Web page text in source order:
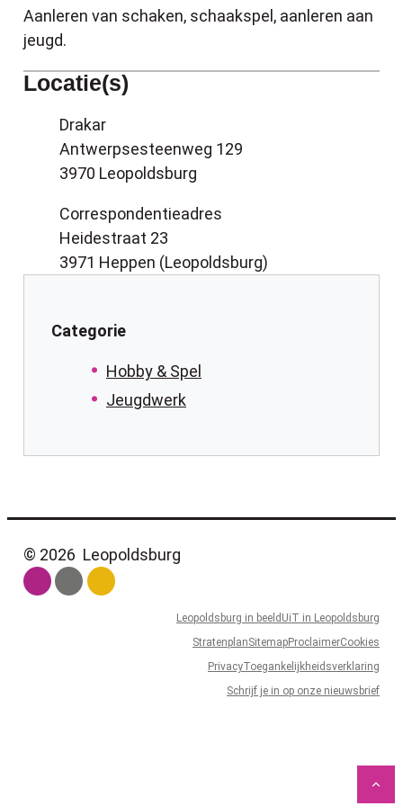
Aanleren van schaken, schaakspel, aanleren aan
jeugd.
Locatie(s)
NaamDrakar
AdresAntwerpsesteenweg 129
,3970 Leopoldsburg
NaamCorrespondentieadres
AdresHeidestraat 23
,3971 Heppen (Leopoldsburg)
Categorie
Hobby & Spel
Jeugdwerk
© 2026 Leopoldsburg
Leopoldsburg in beeld UiT in Leopoldsburg
StratenplanSitemapProclaimerCookies
PrivacyToegankelijkheidsverklaring
Schrijf je in op onze nieuwsbrief